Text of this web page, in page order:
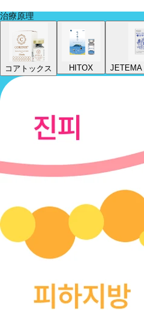
治療原理
コアトックス HITOX JETEMA